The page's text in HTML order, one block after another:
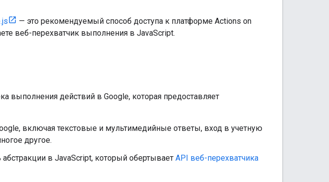
— это рекомендуемый способ доступа к платформе Actions on
веб-перехватчик выполнения в JavaScript.
выполнения действий в Google, которая предоставляет
включая текстовые и мультимедийные ответы, вход в учетную
другое.
в JavaScript, который обертывает API веб-перехватчика